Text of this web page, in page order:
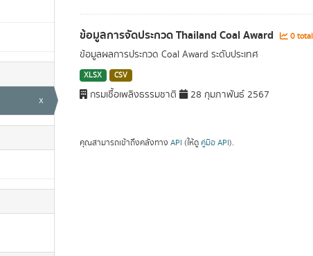
x
ข้อมูลการจัดประกวด Thailand Coal Award 0
ข้อมูลผลการประกวด Coal Award ระดับประเทศ
XLSX CSV
กรมเชื้อเพลิงธรรมชาติ 28 กุมภาพันธ์ 2567
คุณสามารถเข้าถึงคลังทาง API (ให้ดู คู่มือ API).